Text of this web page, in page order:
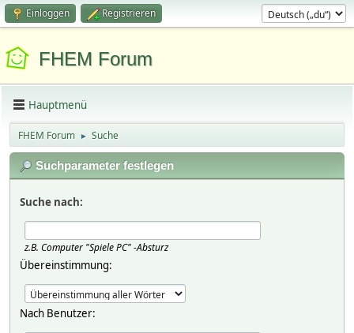
Einloggen Registrieren
FHEM Forum
Hauptmenü
FHEM Forum ► Suche
Suchparameter festlegen
Suche nach:
z.B. Computer "Spiele PC" -Absturz
Übereinstimmung:
Nach Benutzer: